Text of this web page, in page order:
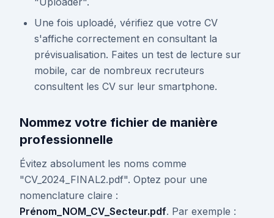
Une fois uploadé, vérifiez que votre CV
s'affiche correctement en consultant la
prévisualisation. Faites un test de lecture sur
mobile, car de nombreux recruteurs
consultent les CV sur leur smartphone.
Nommez votre fichier de manière
professionnelle
Évitez absolument les noms comme
"CV_2024_FINAL2.pdf". Optez pour une
nomenclature claire :
Prénom_NOM_CV_Secteur.pdf. Par exemple :